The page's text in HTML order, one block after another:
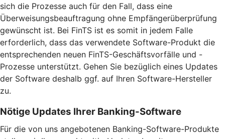
sich die Prozesse auch für den Fall, dass eine
Überweisungsbeauftragung ohne Empfängerüberprüfung
gewünscht ist. Bei FinTS ist es somit in jedem Falle
erforderlich, dass das verwendete Software-Produkt die
entsprechenden neuen FinTS-Geschäftsvorfälle und -
Prozesse unterstützt. Gehen Sie bezüglich eines Updates
der Software deshalb ggf. auf Ihren Software-Hersteller
zu.
Nötige Updates Ihrer Banking-Software
Für die von uns angebotenen Banking-Software-Produkte